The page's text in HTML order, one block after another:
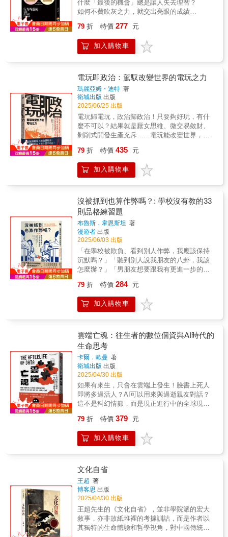
偶像等大眾文化，在台灣世代之間持續傳播與
產生共鳴。本刊為第一本從台灣視角出發，帶
領讀者認識昭和時代的Mook刊物。■特色三｜
代以大事紀、深度專文、人物側寫、關鍵字等
單元深入解讀昭和時代，邀請野島剛、龍貓大
王通信、重點就在括號裡、劉芷妤、謝宜安、
色四｜不只日本昭和，還有台灣昭和邀請三位
城市帶路人，走訪台北、嘉義、高雄三地街
區，規劃昭和散步路線，深度挖掘台灣城市裡
的昭和記憶與線索。
Kim)匯集全球韓流研究專家，探討影視、條
漫、音樂與時尚等領域的內涵，揭示韓國如何
將文化資源化為撼動全世界的強大力量。綜觀
韓流崛起的敘事，也等於見證了一個國家如何
從貧窮走向富裕、從威權走向民主、從亞洲小
國走向科技與文化大國的故事！深受韓流文化
投入與文化輸出的深層內涵。無論是狂熱的韓
劇迷、Kpop粉絲，還是對文化研究感興趣，甚
至是從事內容產業、希望解讀「韓國能，為什
麼我們不能？！」的人們，都能在本書中得到
無盡的啟發與洞見。
名人推薦 種子音樂創辦人、豐文創創辦人
田定豐 知名主持人 蔡康永 商業周刊、
蘋果日報職場專欄作家 謝文憲 背包旅人 藍
什麼「最後的機會」總是讓人失去理智？
如何不費吹灰之力，就交出亮眼的成績
偶爾該分散注意力？ 原來我們習慣拿
「新」東西取代「好」東西…… 我們絕對
無法掌握成功跟幸福的要素，但肯定知道破壞
多。 不必熟練太多投機取巧的計謀，不必
囫圇吞下生硬難懂的新觀念，更不必過度作
為，你需要的只是少笨一點！ 繼傳奇暢銷
書《思考的藝術》後，再度問鼎各大排行
榜 德國亞馬遜思考類、社會學習類、大眾
心理類TOP 1！《明鏡週刊》聲勢不墜！
全德最受矚目的作家，無數讀者殷切期待的最
新力作 以一貫機智風趣的語調，與清晰懇
切的陳述，杜柏里這次將帶領讀者看見行為上
動，你還會犯下一大堆錯誤。還好，你有機會
避開它們。這本書能夠幫助你避開這些陷阱，
你不但可以聰明思考，更可以睿智行動！德國
在率先擊敗《賈伯斯傳》的著作《思考的藝
術》全德銷售突破40萬冊之際，杜伯里乘勝推
出《行為的藝術》，延續《思考的藝術》一書
風格，以簡練生動的文字，搭配詼諧十足的插
圖，絕對又是一本賞心悅目的震撼小品。本書
特色 ．延續《思考的藝術》一書風格，文
字簡練生動，切中讀者內心，貼合現勢，並搭
配諧趣插圖。 ．與《思考的藝術》兩書合
阱。 ．《思考的藝術》、《行為的藝
術》、《生活的藝術》等系列作全球銷售已突
破200萬冊，在台銷量亦持續攀升
79 折 特價 277 元
加入購物車
電玩即政治：駕馭改變世界的電玩之力
瑪麗亞姆・迪特 著
衛城出版 出版
2025/06/25 出版
電玩歸電玩，政治歸政治！只要夠好玩，有什
麼不可以？結果就是厭女思維、微交易斂財、
剝削式開發生產充斥……電玩能改變世界，問
業評論家 Marijam Did直擊電玩產業的反思之作
電玩，人類最後一塊不受政治染指的淨土，長
久以來都被視為抽離現實、讓人自由自在揮灑
竟離真實有多少距離？一如文學寫作、影視劇
場、音樂展演與藝術創作，電玩遊戲並非存在
於真空之中，中立且不帶偏見。事實上，電玩
一樣能反映創作者或出資公司的理念或偏見。
從電玩的生產與製作，到實際遊玩內容如何選
擇呈現，再到上市後的社群行銷操作，幾乎可
以說無處不受現實政治影響。電玩劇情植入了
哪些政治訊息、該替哪種理念廣告或背書？電
玩是否「過度男性中心」？電玩設計師與出資
方的關係是否對等？是否在極為壓榨剝削的環
治宣傳的工具？電玩該不該操弄玩家心理、藉
機大賺一筆？電玩主機的生產是否環保永續？
這些都不是杞人憂天，而是實際存在且長期為
的樣貌及發展軌跡。立陶宛電玩工作者瑪麗亞
姆・迪特根據其多年來的業界經驗，帶領讀者
深入挖掘電玩及電玩產業，挖掘電玩所蘊含的
龐大潛力，以及我們能否更加善用這股力量。
隨著電玩遊戲產業正式超越電影、音樂及圖書
產業的產值總和，電玩的政治意涵就成為房間
裡再也無法被忽視的那頭大象，值得詳加分析
檢視。如果我們希望自己所愛的電玩世界能夠
來的樂趣，就得駕馭這股正在改變世界的電玩
之力。▁▂▃▄▅▆▇██▇▆▅▄▃▂▁衛城出
版◇全新書系登場#Beneath 閱讀地下城
Beneath是遊戲與知識相遇的書系，這裡有使命
的召喚，真實的虛幻，科技與魔法的盛宴，還
有創造文明的體驗。在夢境般的世界，探索藝
術及敘事的邊界。閱讀每一個人心中的地下
城。０１ 《電玩的本質：遊走於真實規則與
虛構世界的藝術》 2025.02出版０２ 《電玩
即政治：駕馭改變世界的電玩之力》 2025.06
出版０３ 《面對失敗：電玩教會我的事》
即將推出０４ 《打怪人生：電玩教會我的
事》 即將推出
79 折 特價 435 元
加入購物車
沒被抓到也算作弊嗎？: 學校沒有教的33
則品格練習題
布魯斯．韋恩斯坦 著
漫遊者 出版
2025/06/03 出版
「在學校被欺負、看到別人作弊，我應該保持
沉默嗎？」「聽到別人說我朋友的八卦，我該
怎麼辦？」「男朋友想要跟我有更進一步的關
嘲笑我，後來她跟我說對不起，我還是很生
氣，我要接受她的道歉嗎？」這些青少年每天
都會遇到的道德兩難，你有標準答案嗎？從小
踵而來，每個問題又有好多種令人兩難的選
項，當成長到青春期的階段，對某些問題，老
師、家長跟同儕之間，每個人給的答案常常都
不一樣，這時候該怎麼辦？該聽誰的比較好？
沒有人可以告訴你人生中所有問題的答案，本
書作者韋恩斯坦博士用淺顯易懂的文字，讓這
本書成為青少年的最佳幫手，在最需要的時
候，引導他們做出最好的決定。全書提出5個人
生準則：避免造成傷害，讓事情更好，尊重別
人，要公平，要愛人。透過這些人生準則為基
候，可以做出當下最好的判斷。再用33則清楚
的Q&A提出青少年在生活上最常遇到的道德兩
難問題，經由理性跟邏輯的回答讓他們從中體
又生活化的Q&A，包括了友情、愛情和工作等
類型，像是「從網路下載免費音樂或影片有什
麼大不了？」「當別人說我好朋友的壞話跟八
卦，我該不該讓好朋友知道？」「什麼情況
下，說出的承諾可以不必遵守？」「男朋友想
跟我發生性關係，我該拒絕嗎？」「朋友都在
吸菸，我如果不吸菸就無法跟他們打成一片，
79 折 特價 284 元
加入購物車
雲端亡魂：往生者的數位個資與AI時代的
生命思考
卡爾．歐曼 著
衛城出版 出版
2025/04/30 出版
如果有來生，只會在雲端上發生！臉書上死人
即將多過活人？AI可以用來與過逝親友對話？
這不是科幻情節，而是現正進行中的全球現
否盈利？誰應該擁有數位遺物？當「音容宛
在」不再是形容詞，人類社會就有義務做出回
應────在亡魂塞爆伺服器之前瑞典思想家Carl
麼事？二十一世紀走到第二個十年，如今絕大
多數人的一生，都會有許多事情是在線上大量
發生。但你我可能都不曉得，這些數位遺物將
在我們死後展開新生。我們的消費，我們的喜
好，我們用來紀念生活點滴的記憶，文字與聲
音，照片與影像，全都遺留在網路上，等待人
們進一步處理。本書想探討的，就是這樣一個
日益迫切的問題：我們究竟該如何處理這些數
79 折 特價 379 元
加入購物車
文化自省
王超 著
博客思 出版
2025/04/30 出版
王超先生的《文化自省》，並非學院派的宏大
敘事，亦非故紙堆裡的考據訓詁，而是作者以
其獨特的生命體驗和哲學視角，對中國傳統文